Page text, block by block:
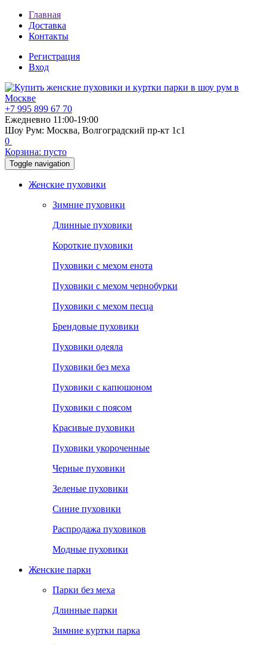
Главная
Доставка
Контакты
Регистрация
Вход
+7 995 899 67 70
Ежедневно 11:00-19:00
Шоу Рум: Москва, Волгоградский пр-кт 1с1
0
Корзина: пусто
Toggle navigation
Женские пуховики
Зимние пуховики
Длинные пуховики
Короткие пуховики
Пуховики с мехом енота
Пуховики с мехом чернобурки
Пуховики с мехом песца
Брендовые пуховики
Пуховики одеяла
Пуховики без меха
Пуховики с капюшоном
Пуховики с поясом
Красивые пуховики
Пуховики укороченные
Черные пуховики
Зеленые пуховики
Синие пуховики
Распродажа пуховиков
Модные пуховики
Женские парки
Парки без меха
Длинные парки
Зимние куртки парка